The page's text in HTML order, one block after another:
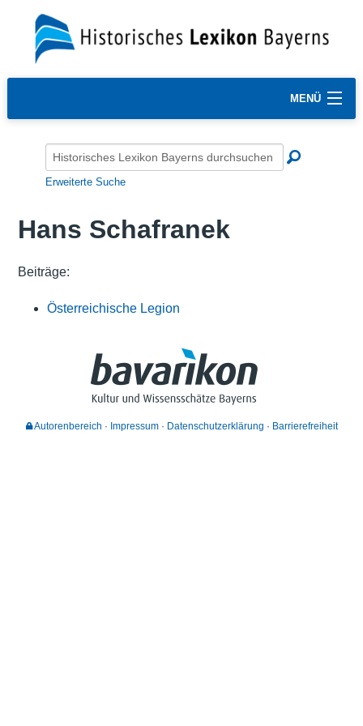
MENÜ
Erweiterte Suche
Hans Schafranek
Beiträge:
Österreichische Legion
Autorenbereich Impressum Datenschutzerklärung Barrierefreiheit